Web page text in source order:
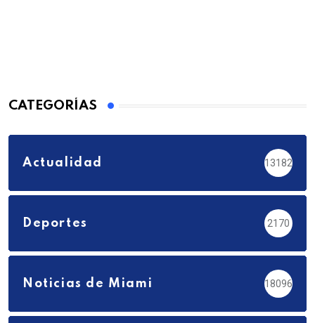
CATEGORÍAS
Actualidad 13182
Deportes 2170
Noticias de Miami 18096